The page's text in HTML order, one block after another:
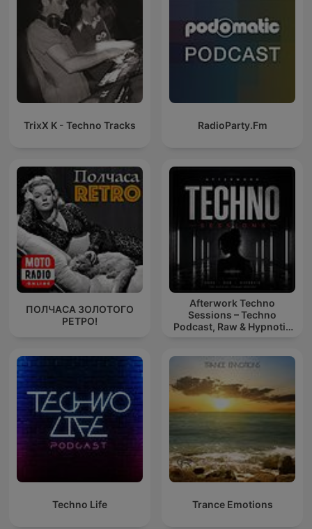
TrixX K - Techno Tracks RadioParty.Fm
ПОЛЧАСА ЗОЛОТОГО
РЕТРО!
Afterwork Techno
Sessions – Techno
Podcast, Raw & Hypnotic
Techno Life Trance Emotions